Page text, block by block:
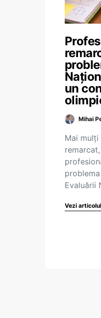
un
Mihai
Mai
Evaluării
Vezi articolul